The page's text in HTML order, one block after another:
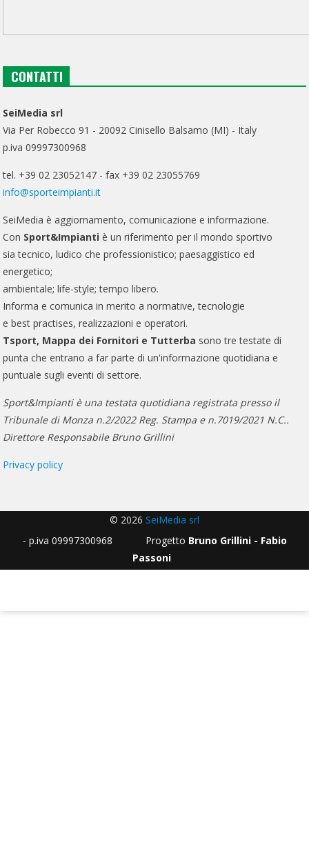
CONTATTI
SeiMedia srl
Via Per Robecco 91 - 20092 Cinisello Balsamo (MI) - Italy
p.iva 09997300968
tel. +39 02 23052147 - fax +39 02 23055769
info@sporteimpianti.it
SeiMedia è aggiornamento, comunicazione e informazione.
Con Sport&Impianti è un riferimento per il mondo sportivo
sia tecnico, ludico che professionistico; paesaggistico ed
energetico;
ambientale; life-style; tempo libero.
Informa e comunica in merito a normative, tecnologie
e best practises, realizzazioni e operatori.
Tsport, Mappa dei Fornitori e Tutterba sono tre testate di
punta che entrano a far parte di un'informazione quotidiana e
puntuale sugli eventi di settore.
Sport&Impianti è una testata quotidiana registrata presso il
Tribunale di Monza n.2/2022 Reg. Stampa e n.7019/2021 N.C..
Direttore Responsabile Bruno Grillini
Privacy policy
© 2026 SeiMedia srl
- p.iva 09997300968 Progetto Bruno Grillini - Fabio
Passoni